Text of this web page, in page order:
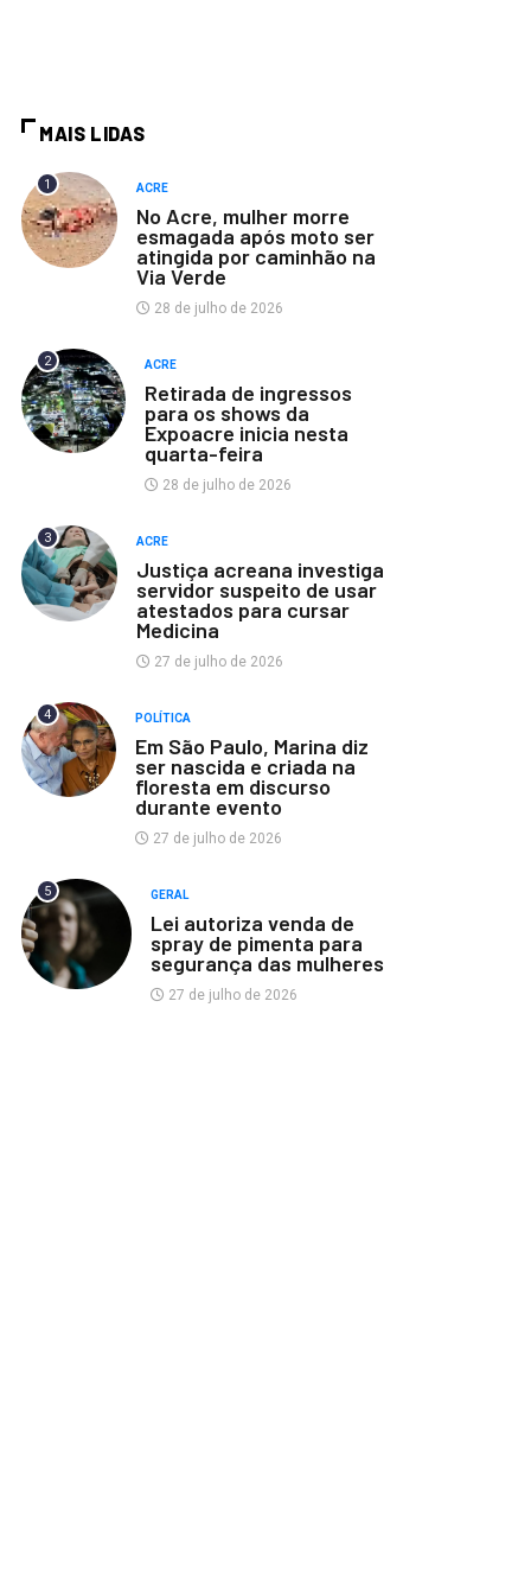
MAIS LIDAS
1 ACRE
No Acre, mulher morre
esmagada após moto ser
atingida por caminhão na
Via Verde
28 de julho de 2026
2 ACRE
Retirada de ingressos
para os shows da
Expoacre inicia nesta
quarta-feira
28 de julho de 2026
3 ACRE
Justiça acreana investiga
servidor suspeito de usar
atestados para cursar
Medicina
27 de julho de 2026
4 POLÍTICA
Em São Paulo, Marina diz
ser nascida e criada na
floresta em discurso
durante evento
27 de julho de 2026
5 GERAL
Lei autoriza venda de
spray de pimenta para
segurança das mulheres
27 de julho de 2026